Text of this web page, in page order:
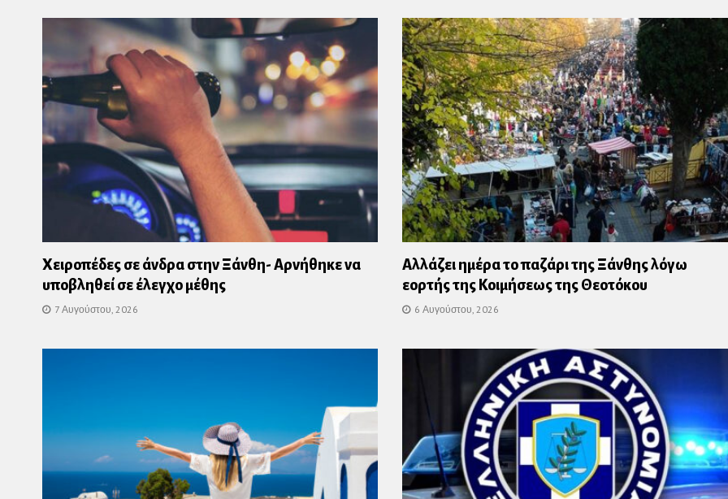
Χειροπέδες σε άνδρα στην Ξάνθη- Αρνήθηκε να
υποβληθεί σε έλεγχο μέθης
7 Αυγούστου, 2026
Αλλάζει ημέρα το παζάρι της Ξάνθης λόγω
εορτής της Κοιμήσεως της Θεοτόκου
6 Αυγούστου, 2026